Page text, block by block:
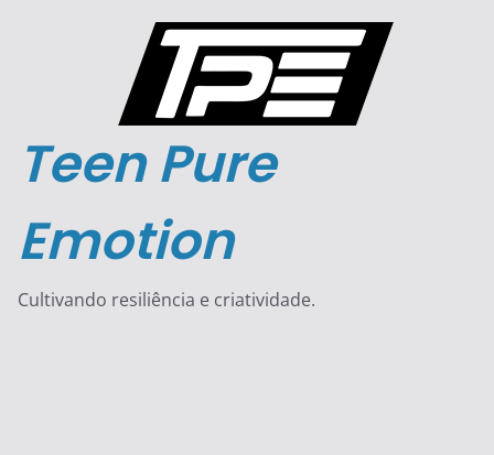
Teen Pure
Emotion
Cultivando resiliência e criatividade.